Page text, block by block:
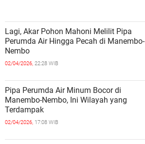
Lagi, Akar Pohon Mahoni Melilit Pipa
Perumda Air Hingga Pecah di Manembo-
Nembo
02/04/2026, 22:28 WIB
Pipa Perumda Air Minum Bocor di
Manembo-Nembo, Ini Wilayah yang
Terdampak
02/04/2026, 17:08 WIB